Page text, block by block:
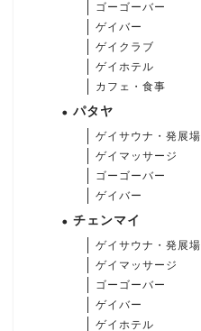
ゴーゴーバー
ゲイバー
ゲイクラブ
ゲイホテル
カフェ・食事
パタヤ
ゲイサウナ・発展場
ゲイマッサージ
ゴーゴーバー
ゲイバー
チェンマイ
ゲイサウナ・発展場
ゲイマッサージ
ゴーゴーバー
ゲイバー
ゲイホテル